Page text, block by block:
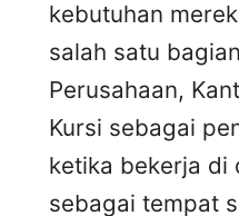
kebutuhan
salah satu
Perusahaan,
Kursi sebagai
ketika bekerja di
sebagai tempat